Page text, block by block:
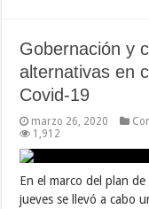
Gobernación y
alternativas en
Covid-19
marzo 26, 2020
1,912
En el marco del plan
jueves se llevó a cabo